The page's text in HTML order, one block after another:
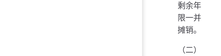
剩余年
限一并
摊销。
（二）